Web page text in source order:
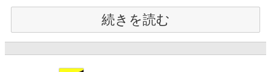
続きを読む